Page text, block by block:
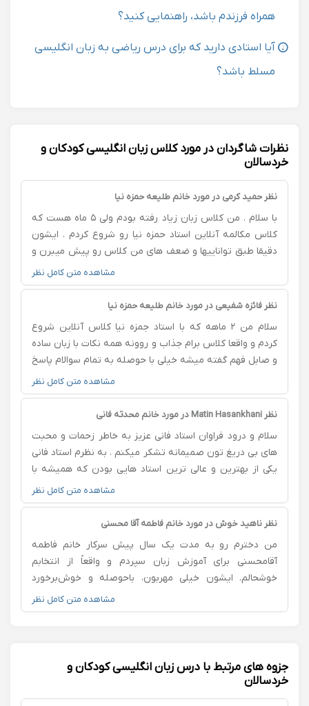
همراه فرزندم باشد، راهنمایی کنید؟
آیا استادی دارید که برای درس ریاضی به زبان انگلیسی
مسلط باشد؟
نظرات شاگردان در مورد کلاس زبان انگلیسی کودکان و
خردسالان
نظر حمید کرمی در مورد خانم طلیعه حمزه نیا
با سلام . من کلاس زبان زیاد رفته بودم ولی ۵ ماه هست که
کلاس مکالمه آنلاین استاد حمزه نیا رو شروع کردم . ایشون
دقیقا طبق تواناییها و ضعف های من کلاس رو پیش میبرن و
مطالب رو بسیار ساده توضیح میدن.درضمن با تماشای فیلم
سرکلاس و گوش دادن پادکست ها و جلسات فری دیسکاشن
واقعا به پیشرفت من کمک کرده . من اعتمادبه‌نفس صحبت
میکنم.
مشاهده متن کامل نظر
نظر فائزه شفیعی در مورد خانم طلیعه حمزه نیا
سلام من ۲ ماهه که با استاد جمزه نیا کلاس آنلاین شروع
کردم و واقعا کلاس برام جذاب و روونه همه نکات با زبان ساده
و صابل فهم گفته میشه خیلی با حوصله به تمام سوالام پاسخ
میدن استاد و عجله ای برای تموم شدن کلاس ندارن کلاس
خسته کننده نیست اصلا سعی نمیکنن کش بدن مسائل و
من خواهرم از پایه پیششون شروع کرده و واقعا پیشرفتشو
در کل پیشنهاد میکنم اگر تمایل به شروع کلاس زبان آنلاین
دارید استاد حمزه نیا و شدیدا پیشنهاد میکنم 💖
مشاهده متن کامل نظر
نظر Matin Hasankhani در مورد خانم محدثه فانی
سلام و درود فراوان استاد فانی عزيز به خاطر زحمات و محبت
های بی دریغ تون صمیمانه تشکر میکنم . به نظرم استاد فانی
یکی از بهترین و عالی ترین استاد هایی بودن که همیشه با
تسلط کامل و صبوری تدریس میکردند امیدوارم همیشه
سلامت و تندرست باشید شما رو به خداوند متعال میسپارم و
از خداوند بهترین ها رو براتون آرزو میکنم
مشاهده متن کامل نظر
نظر ناهید خوش در مورد خانم فاطمه آقا محسنی
من دخترم رو به مدت یک سال پیش سرکار خانم فاطمه
آقامحسنی برای آموزش زبان سپردم و واقعاً از انتخابم
خوشحالم. ایشون خیلی مهربون، باحوصله و خوش‌برخورد
هستن و با توجه واقعی به روند یادگیری دانش‌آموزها، کلاس
رو منظم و هدفمند پیش می‌برن. یکی از چیزهایی که
حاضر می‌شه و هم احساس می‌کنه در مسیر یادگیری پیشرفت
می‌کنه. همچنین ارتباط ایشون با والدین محترمانه و قابل
مشاهده متن کامل نظر
جزوه های مرتبط با درس زبان انگلیسی کودکان و
خردسالان